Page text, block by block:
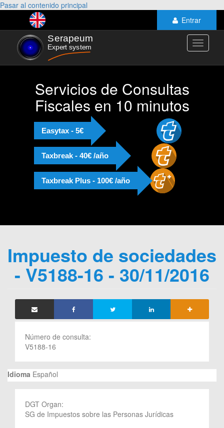
Pasar al contenido principal
Entrar
Toggle
Servicios de Consultas
Fiscales en 10 minutos
Easytax - 5€
Taxbreak - 40€ /año
Taxbreak Plus - 100€ /año
Impuesto de sociedades
- V5188-16 - 30/11/2016
Número de consulta:
V5188-16
Idioma Español
DGT Organ:
SG de Impuestos sobre las Personas Jurídicas